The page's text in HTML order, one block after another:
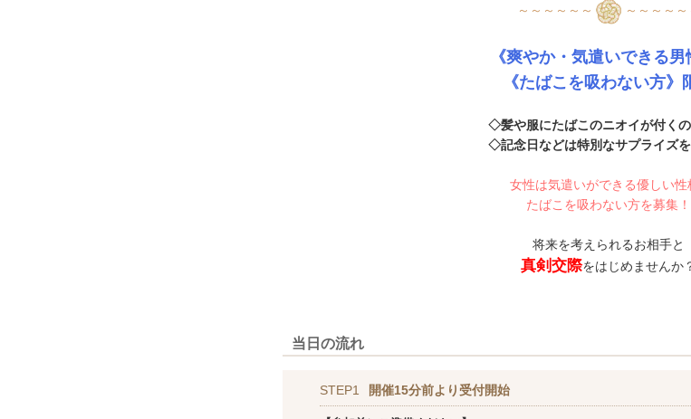
～～～～～～ ～～～～～
《爽やか・気遣いできる男
《たばこを吸わない方》
◇髪や服にたばこのニオイが付く
◇記念日などは特別なサプライズ
女性は気遣いができる優しい性
たばこを吸わない方を募集！
将来を考えられるお相手と
真剣交際をはじめませんか
当日の流れ
STEP1 開催15分前より受付開始